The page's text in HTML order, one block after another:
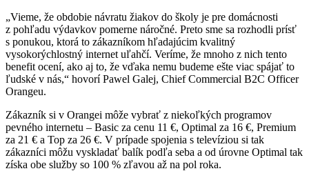
„Vieme, že obdobie návratu žiakov do školy je pre domácnosti
z pohľadu výdavkov pomerne náročné. Preto sme sa rozhodli prísť
s ponukou, ktorá to zákazníkom hľadajúcim kvalitný
vysokorýchlostný internet uľahčí. Veríme, že mnoho z nich tento
benefit ocení, ako aj to, že vďaka nemu budeme ešte viac spájať to
ľudské v nás,“ hovorí Pawel Galej, Chief Commercial B2C Officer
Orangeu.
Zákazník si v Orangei môže vybrať z niekoľkých programov
pevného internetu – Basic za cenu 11 €, Optimal za 16 €, Premium
za 21 € a Top za 26 €. V prípade spojenia s televíziou si tak
zákazníci môžu vyskladať balík podľa seba a od úrovne Optimal tak
získa obe služby so 100 % zľavou až na pol roka.